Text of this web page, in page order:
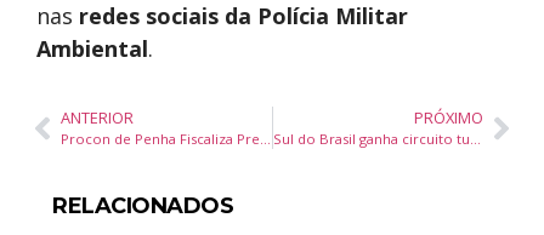
nas redes sociais da Polícia Militar
Ambiental.
ANTERIOR
Procon de Penha Fiscaliza Preços de Páscoa e Produtos Lácteos em Estabelecimentos Comerciais
PRÓXIMO
Sul do Brasil ganha circuito turístico sobre as águas por meio de colaboração entre marinas e iates clubes
RELACIONADOS